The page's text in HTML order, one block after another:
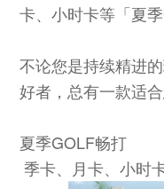
卡、小时卡等「夏
不论您是持续精进
好者，总有一款适合
夏季GOLF畅打
季卡、月卡、小时